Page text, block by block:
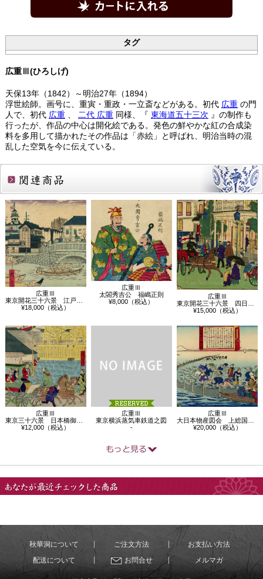
タグ
広重Ⅲ(ひろしげ)
天保13年（1842）～明治27年（1894）
浮世絵師。画号に、重寅・重政・一立斎などがある。初代 広重の門
人で、初代 広重、 二代 広重同様、『 東海道五十三次 』の制作も
行ったが、作品の中心は開化絵である。発色の鮮やかな紅の合成染
料を多用して描かれたその作品は「赤絵」と呼ばれ、明治当時の混
乱した空気を今に伝えている。
関連商品
広重Ⅲ
東京開花三十六景 江戸橋駅逓寮図、竹橋…
¥18,000（税込）
広重Ⅲ
太閤秀吉公 福嶋正則
¥8,000（税込）
広重Ⅲ
東京開花三十六景 四日市郵便役所
¥15,000（税込）
広重Ⅲ
東京三十六景 日本橋御高礼
¥12,000（税込）
広重Ⅲ
東京横浜蒸気車鉄道之図
-
広重Ⅲ
大日本物産図会 上総国 九十九里鰮漁之…
¥20,000（税込）
秋華洞について ご注文方法
お支払い方法
配送について
お問合せ メルマガ